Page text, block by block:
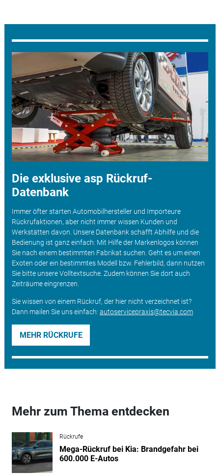
Die exklusive asp Rückruf-
Datenbank
Immer öfter starten Automobilhersteller und Importeure
Rückrufaktionen, aber nicht immer wissen Kunden und
Werkstätten davon. Unsere Datenbank schafft Abhilfe und die
Bedienung ist ganz einfach: Mit Hilfe der Markenlogos können
Sie nach einem bestimmten Fabrikat suchen. Geht es um einen
Exoten oder ein bestimmtes Modell bzw. Fehlerbild, dann nutzen
Sie bitte unsere Volltextsuche. Zudem können Sie dort auch
Zeiträume eingrenzen.
Sie wissen von einem Rückruf, der hier nicht verzeichnet ist?
Dann mailen Sie uns einfach: autoservicepraxis@tecvia.com
MEHR RÜCKRUFE
Mehr zum Thema entdecken
Rückrufe
Mega-Rückruf bei Kia: Brandgefahr bei
600.000 E-Autos